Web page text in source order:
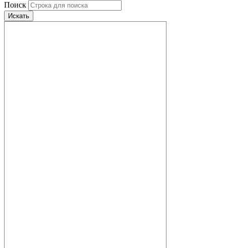
Поиск
Искать